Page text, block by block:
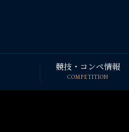
競技・コンペ情報
COMPETITION